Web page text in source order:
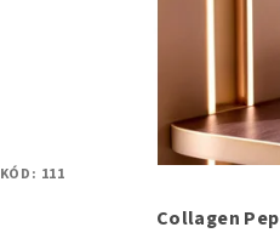
KÓD: 111
Collagen